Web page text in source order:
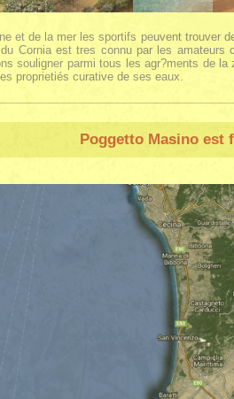
et de la mer les sportifs peuvent trouver
du Cornia est tres connu par les
souligner parmi tous les agr?ments de
proprietiés curative de ses eaux.
Poggetto Masinoest